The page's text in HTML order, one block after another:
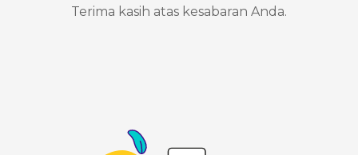
Terima kasih atas kesabaran Anda.